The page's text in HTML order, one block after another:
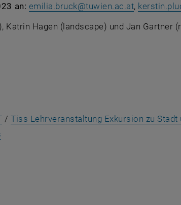
an: emilia.bruck@tuwien.ac.at,
Hagen (landscape) und Jan Gartner
, opens an external URL in a new window
/ Tiss Lehrveranstaltung Exkursion zu Stadt